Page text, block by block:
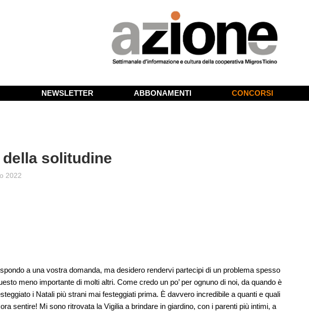
NEWSLETTER ABBONAMENTI CONCORSI
della solitudine
2022
a una vostra domanda, ma desidero rendervi partecipi di un problema spesso
meno importante di molti altri. Come credo un po’ per ognuno di noi, da quando è
i Natali più strani mai festeggiati prima. È davvero incredibile a quanti e quali
sentire! Mi sono ritrovata la Vigilia a brindare in giardino, con i parenti più intimi, a